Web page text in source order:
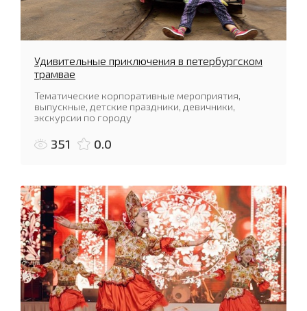
Удивительные приключения в петербургском
трамвае
Тематические корпоративные мероприятия,
выпускные, детские праздники, девичники,
экскурсии по городу
351 0.0